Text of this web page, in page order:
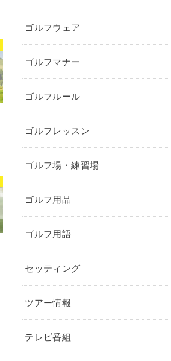
ゴルフウェア
ゴルフマナー
ゴルフルール
ゴルフレッスン
ゴルフ場・練習場
ゴルフ用品
ゴルフ用語
セッティング
ツアー情報
テレビ番組